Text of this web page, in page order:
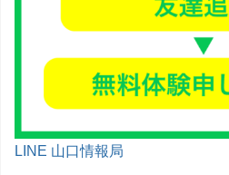
LINE 山口情報局